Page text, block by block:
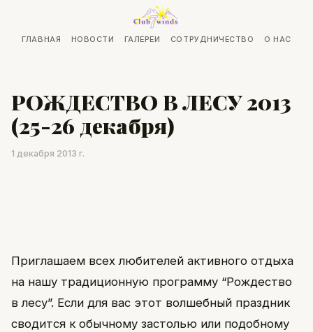
ГЛАВНАЯ НОВОСТИ ГАЛЕРЕИ СОТРУДНИЧЕСТВО О НАС
РОЖДЕСТВО В ЛЕСУ 2013
(25-26 декабря)
1 декабря 2013 г.
Приглашаем всех любителей активного отдыха
на нашу традиционную программу “Рождество
в лесу”. Если для вас этот волшебный праздник
сводится к обычному застолью или подобному